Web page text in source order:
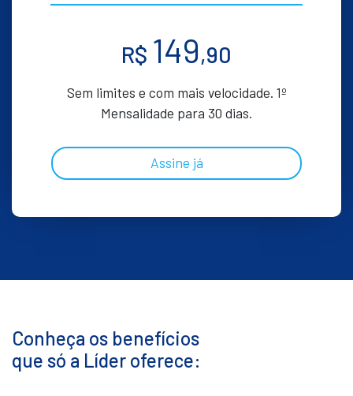
R$ 149,90
Sem limites e com mais velocidade. 1º
Mensalidade para 30 dias.
Assine já
Conheça os benefícios
que só a Líder oferece: